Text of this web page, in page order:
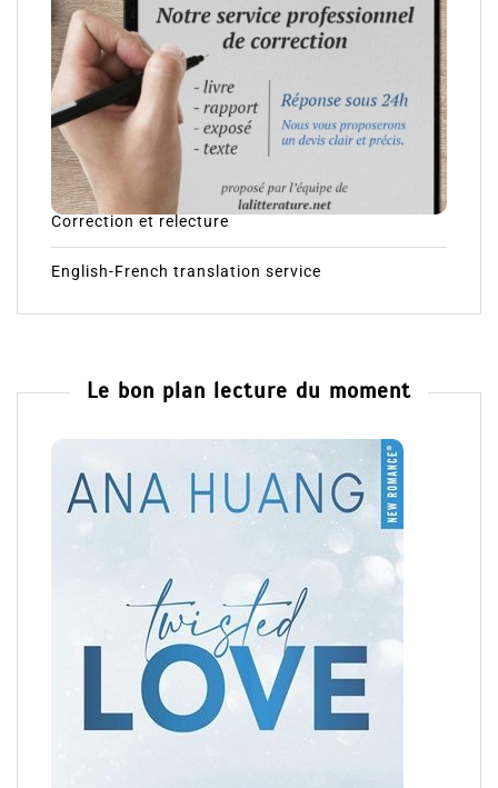
Correction et relecture
English-French translation service
Le bon plan lecture du moment